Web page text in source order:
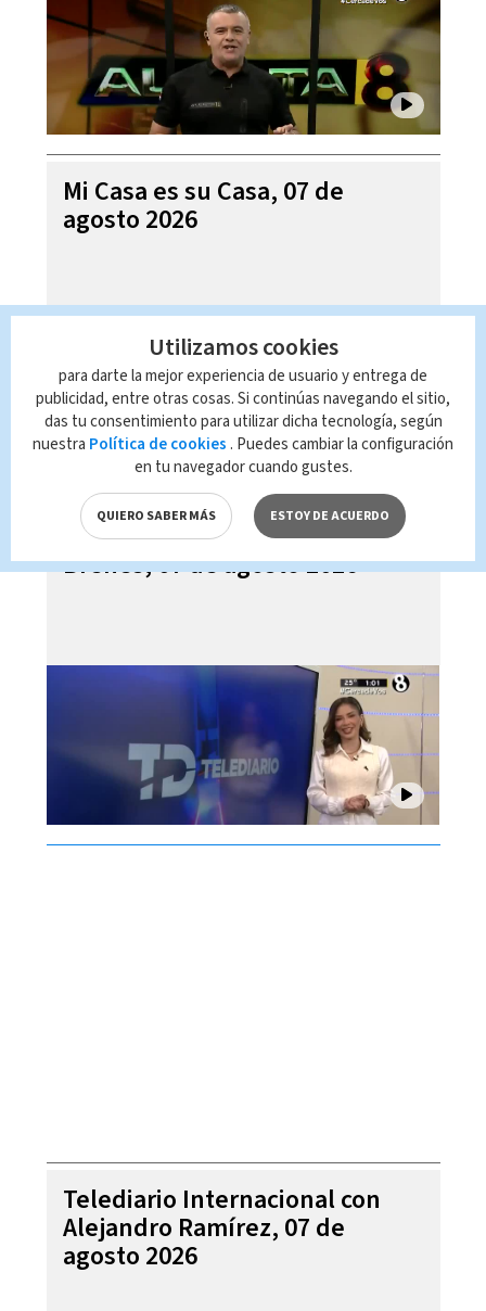
Mi Casa es su Casa, 07 de
agosto 2026
Telediario En Directo con Paula
Brenes, 07 de agosto 2026
Telediario Internacional con
Alejandro Ramírez, 07 de
agosto 2026
Utilizamos cookies
para darte la mejor experiencia de usuario y entrega de
publicidad, entre otras cosas. Si continúas navegando el sitio,
das tu consentimiento para utilizar dicha tecnología, según
nuestra Política de cookies . Puedes cambiar la configuración
en tu navegador cuando gustes.
QUIERO SABER MÁS ESTOY DE ACUERDO